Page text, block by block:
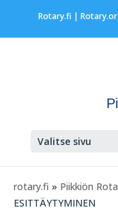
Rotary.fi |
Valitse sivu
rotary.fi » Piikkiön
ESITTÄYTYMINEN